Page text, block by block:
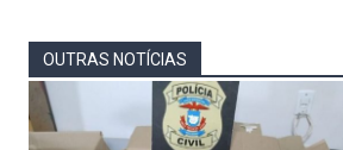
OUTRAS NOTÍCIAS